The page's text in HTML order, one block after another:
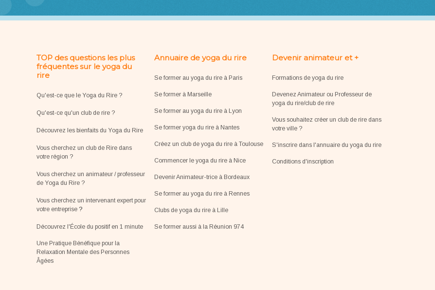
TOP des questions les plus
fréquentes sur le yoga du
rire
Qu'est-ce que le Yoga du Rire ?
Qu'est-ce qu'un club de rire ?
Découvrez les bienfaits du Yoga du Rire
Vous cherchez un club de Rire dans
votre région ?
Vous cherchez un animateur / professeur
de Yoga du Rire ?
Vous cherchez un intervenant expert pour
votre entreprise?
Découvrez l'École du positif en 1 minute
Une Pratique Bénéfique pour la
Relaxation Mentale des Personnes
Âgées
Annuaire de yoga du rire
Se former au yoga du rire à Paris
Se former à Marseille
Se former au yoga du rire à Lyon
Se former yoga du rire à Nantes
Créez un club de yoga du rire à Toulouse
Commencer le yoga du rire à Nice
Devenir Animateur-trice à Bordeaux
Se former au yoga du rire à Rennes
Clubs de yoga du rire à Lille
Se former aussi à la Réunion 974
Devenir animateur et +
Formations de yoga du rire
Devenez Animateur ou Professeur de
yoga du rire/club de rire
Vous souhaitez créer un club de rire dans
votre ville ?
S'inscrire dans l'annuaire du yoga du rire
Conditions d'inscription